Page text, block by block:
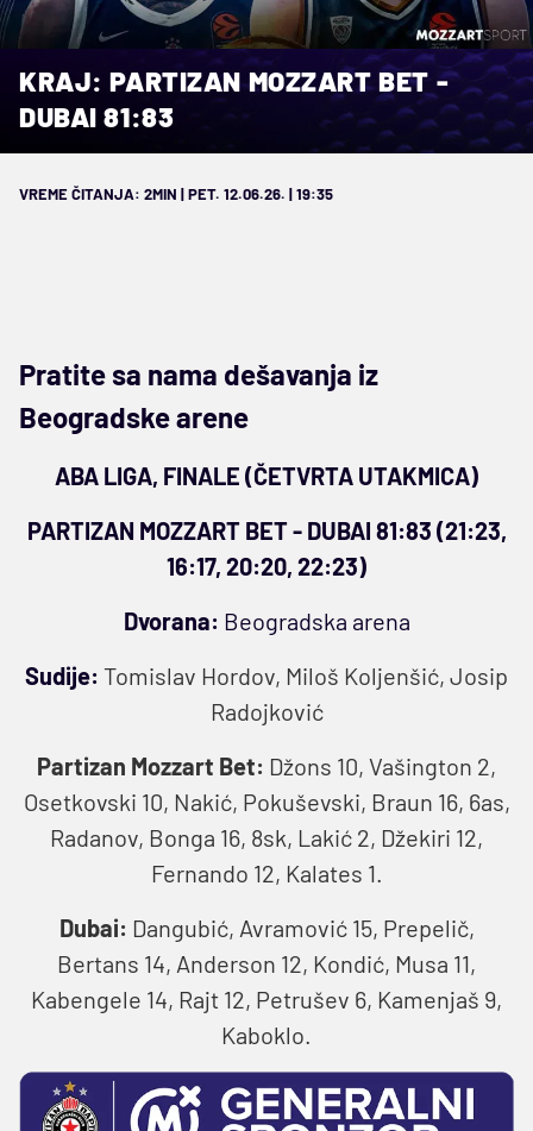
KRAJ: PARTIZAN MOZZART BET -
DUBAI 81:83
VREME ČITANJA: 2MIN | PET. 12.06.26. | 19:35
Pratite sa nama dešavanja iz
Beogradske arene
ABA LIGA, FINALE (ČETVRTA UTAKMICA)
PARTIZAN MOZZART BET - DUBAI 81:83 (21:23,
16:17, 20:20, 22:23)
Dvorana: Beogradska arena
Sudije: Tomislav Hordov, Miloš Koljenšić, Josip
Radojković
Partizan Mozzart Bet: Džons 10, Vašington 2,
Osetkovski 10, Nakić, Pokuševski, Braun 16, 6as,
Radanov, Bonga 16, 8sk, Lakić 2, Džekiri 12,
Fernando 12, Kalates 1.
Dubai: Dangubić, Avramović 15, Prepelič,
Bertans 14, Anderson 12, Kondić, Musa 11,
Kabengele 14, Rajt 12, Petrušev 6, Kamenjaš 9,
Kaboklo.